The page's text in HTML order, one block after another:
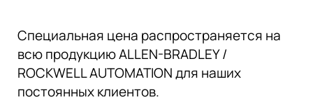
Специальная цена распространяется на
всю продукцию ALLEN-BRADLEY /
ROCKWELL AUTOMATION для наших
постоянных клиентов.